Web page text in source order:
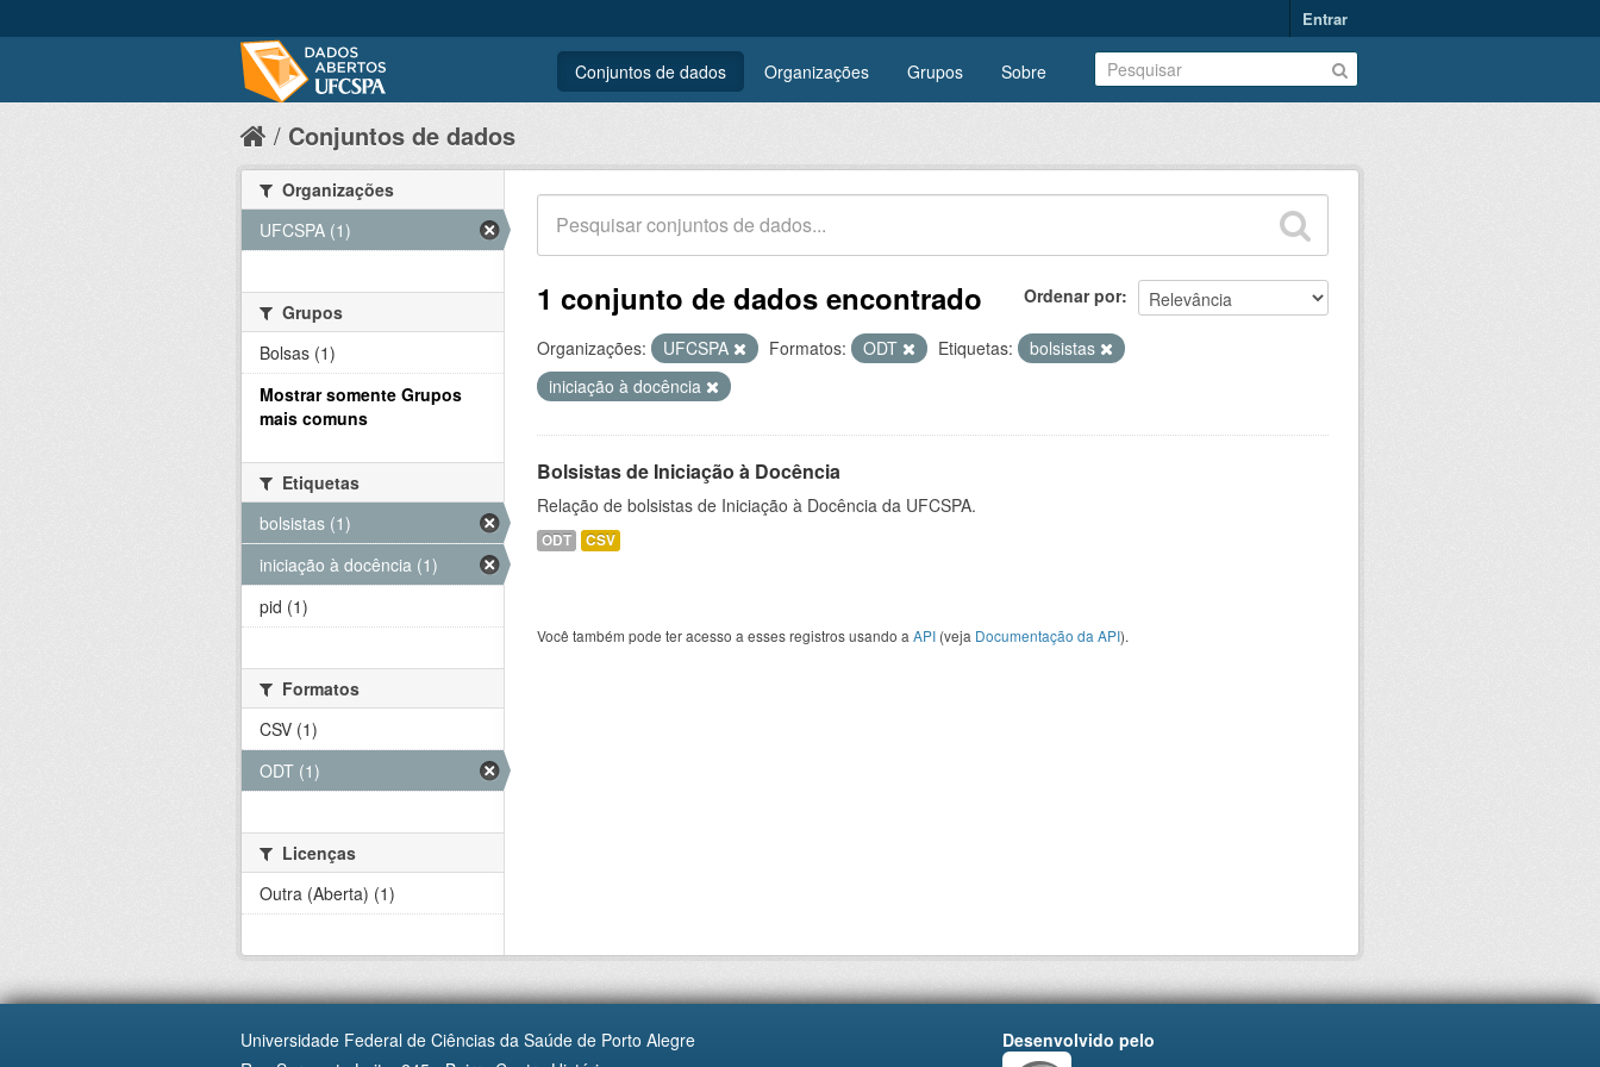
Entrar
Conjuntos de dados Organizações Grupos Sobre
Conjuntos de dados
Ordenar por
1 conjunto de dados encontrado
Organizações: UFCSPA Formatos: ODT Etiquetas:
bolsistas
iniciação à docência
Bolsistas de Iniciação à Docência
Relação de bolsistas de Iniciação à Docência da UFCSPA.
ODT CSV
Você também pode ter acesso a esses registros usando a API (veja Documentação da API).
Organizações
UFCSPA (1)
Grupos
Bolsas (1)
Mostrar somente Grupos
mais comuns
Etiquetas
bolsistas (1)
iniciação à docência (1)
pid (1)
Formatos
CSV (1)
ODT (1)
Licenças
Outra (Aberta) (1)
Universidade Federal de Ciências da Saúde de Porto Alegre
Desenvolvido pelo